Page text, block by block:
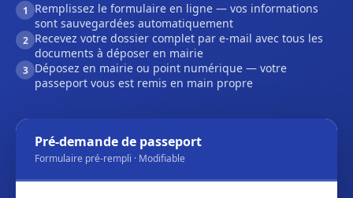
1
Remplissez le formulaire en ligne — vos informations
sont sauvegardées automatiquement
2 Recevez votre dossier complet par e-mail avec tous les
documents à déposer en mairie
3 Déposez en mairie ou point numérique — votre
passeport vous est remis en main propre
Pré-demande de passeport
Formulaire pré-rempli · Modifiable